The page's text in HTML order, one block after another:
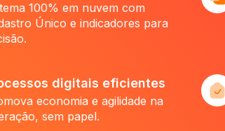
100% em nuvem com
Único e indicadores para
digitais eficientes
economia e agilidade na
sem papel.